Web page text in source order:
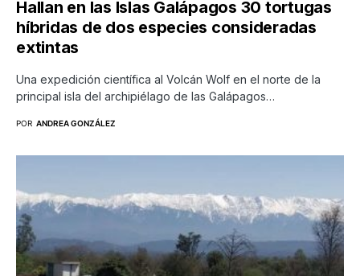
Hallan en las Islas Galápagos 30 tortugas
híbridas de dos especies consideradas
extintas
Una expedición científica al Volcán Wolf en el norte de la
principal isla del archipiélago de las Galápagos…
POR ANDREA GONZÁLEZ